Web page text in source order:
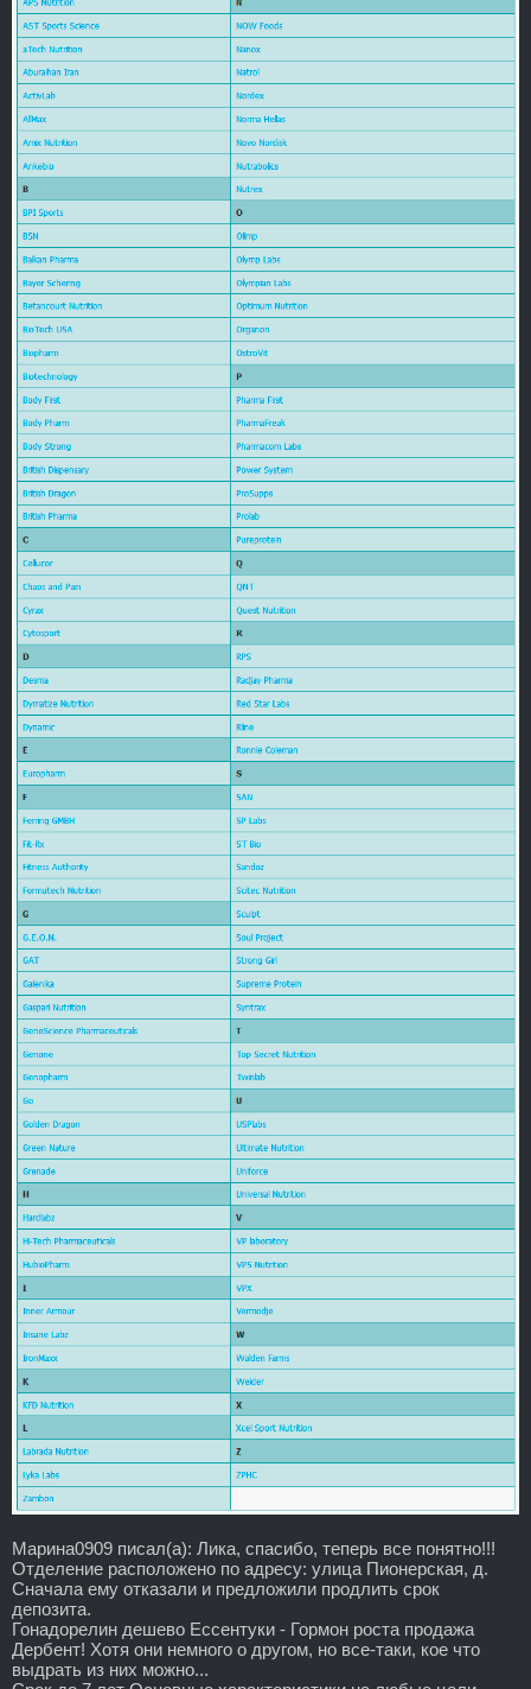
Марина0909 писал(а): Лика, спасибо, теперь все понятно!!!
Отделение расположено по адресу: улица Пионерская, д.
Сначала ему отказали и предложили продлить срок
депозита.
Гонадорелин дешево Ессентуки - Гормон роста продажа
Дербент! Хотя они немного о другом, но все-таки, кое что
выдрать из них можно...